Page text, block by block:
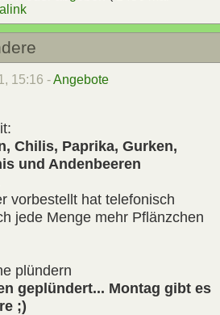
15:16 -Angebote
Chilis, Paprika, Gurken,
und Andenbeeren
vorbestellt hat telefonisch
jede Menge mehr Pflänzchen
plündern
geplündert... Montag gibt es
;)